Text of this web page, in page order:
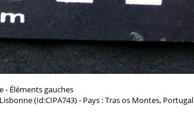
- Éléments gauches
(Id:CIPA743) - Pays : Tras os Montes, Portugal